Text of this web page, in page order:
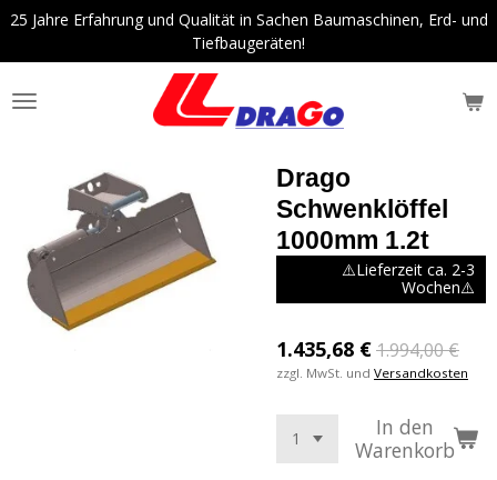
Zum
springen
25 Jahre Erfahrung und Qualität in Sachen Baumaschinen, Erd- und
Tiefbaugeräten!
Drago
Schwenklöffel
1000mm 1.2t
⚠️Lieferzeit ca. 2-3
Wochen⚠️
1.435,68 €1.994,00 €
zzgl. MwSt. und Versandkosten
In den
Warenkorb